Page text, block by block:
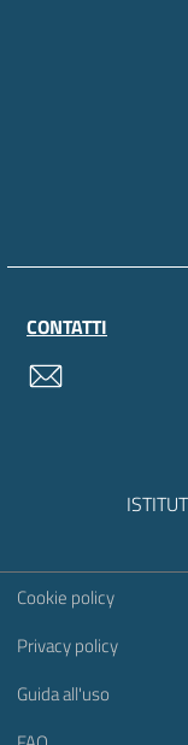
CONTATTI
Sezione
Cookie policy
Privacy policy
Guida all'uso